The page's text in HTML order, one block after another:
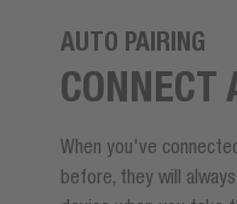
AUTO PAIRING
CONNECT
When you've
before, they will